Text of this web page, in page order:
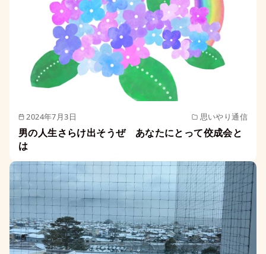
2024年7月3日 思いやり通信
男の人生さらけ出そうぜ あなたにとって佼成会と
は